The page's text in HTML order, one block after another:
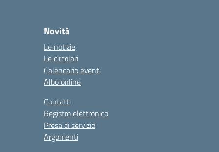
Novità
Le notizie
Le circolari
Calendario eventi
Albo online
Contatti
Registro elettronico
Presa di servizio
Argomenti